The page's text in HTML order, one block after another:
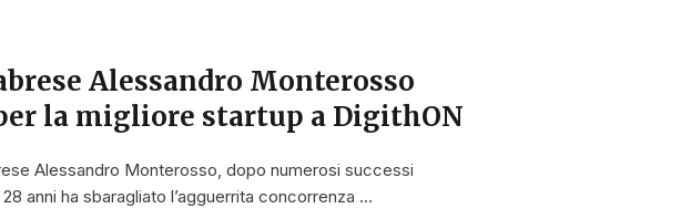
Alessandro Monterosso
la migliore startup a DigithON
Alessandro Monterosso, dopo numerosi successi
anni ha sbaragliato l’agguerrita concorrenza …